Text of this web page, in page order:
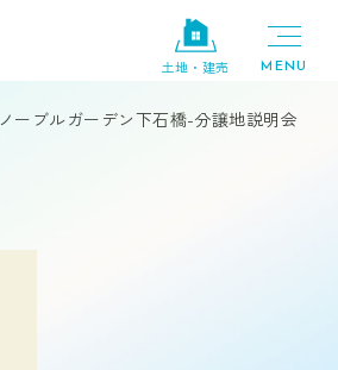
土地・建売
ノーブルガーデン下石橋-分譲地説明会